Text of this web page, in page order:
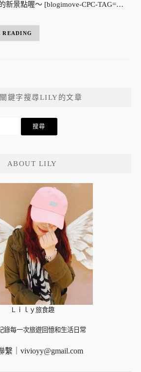
新景點喔～ [blogimove-CPC-TAG=…
READING
鍵字搜尋LILY的文章
ABOUT LILY
Ｌｉｌｙ旅食趣
錄每一次旅遊回憶和生活日常
繫｜ vivioyy@gmail.com